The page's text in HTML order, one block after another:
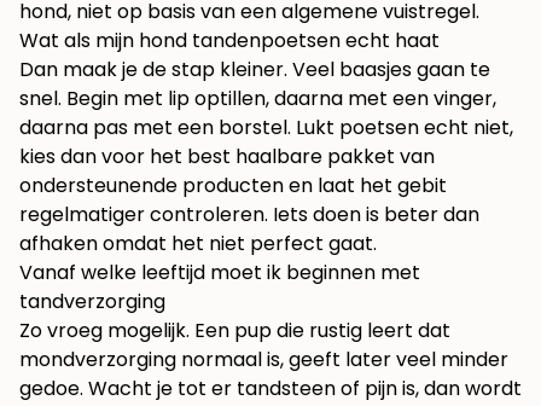
hond, niet op basis van een algemene vuistregel.
Wat als mijn hond tandenpoetsen echt haat
Dan maak je de stap kleiner. Veel baasjes gaan te
snel. Begin met lip optillen, daarna met een vinger,
daarna pas met een borstel. Lukt poetsen echt niet,
kies dan voor het best haalbare pakket van
ondersteunende producten en laat het gebit
regelmatiger controleren. Iets doen is beter dan
afhaken omdat het niet perfect gaat.
Vanaf welke leeftijd moet ik beginnen met
tandverzorging
Zo vroeg mogelijk. Een pup die rustig leert dat
mondverzorging normaal is, geeft later veel minder
gedoe. Wacht je tot er tandsteen of pijn is, dan wordt